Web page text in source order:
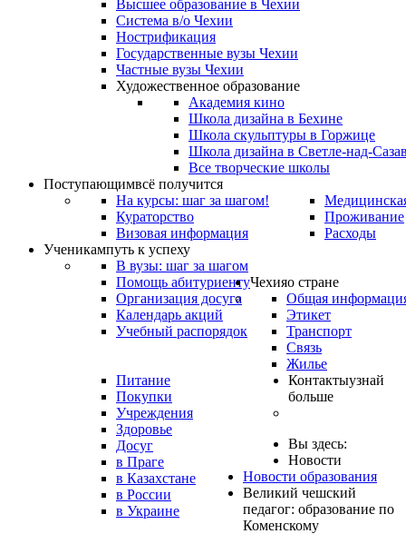
Высшее образование в Чехии
Система в/о Чехии
Нострификация
Государственные вузы Чехии
Частные вузы Чехии
Художественное образование
Академия кино
Школа дизайна в Бехине
Школа скульптуры в Горжице
Школа дизайна в Светле-над-
Все творческие школы
Поступающимвсё получится
На курсы: шаг за шагом!
Кураторство
Визовая информация
Проживание
Расходы
Ученикампуть к успеху
В вузы: шаг за шагом
Помощь абитуриенту
Организация досуга
Календарь акций
Учебный распорядок
Чехияо стране
Общая
Этикет
Транспорт
Связь
Жилье
Питание
Покупки
Учреждения
Здоровье
Досуг
Контактыузнай
больше
в Праге
в Казахстане
в России
в Украине
Вы здесь:
Новости
Новости образования
Великий чешский
педагог: образование по
Коменскому